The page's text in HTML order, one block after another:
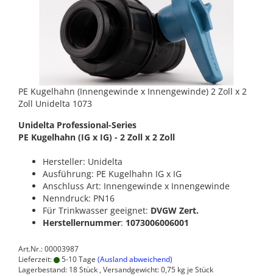
PE Kugelhahn (Innengewinde x Innengewinde) 2 Zoll x 2
Zoll Unidelta 1073
Unidelta Professional-Series
PE Kugelhahn (IG x IG) - 2 Zoll x 2 Zoll
Hersteller: Unidelta
Ausführung: PE Kugelhahn IG x IG
Anschluss Art: Innengewinde x Innengewinde
Nenndruck: PN16
Für Trinkwasser geeignet: DVGW Zert.
Herstellernummer: 1073006006001
Art.Nr.: 00003987
Lieferzeit:
5-10 Tage (Ausland abweichend)
Lagerbestand: 18 Stück , Versandgewicht:0,75 kg je Stück